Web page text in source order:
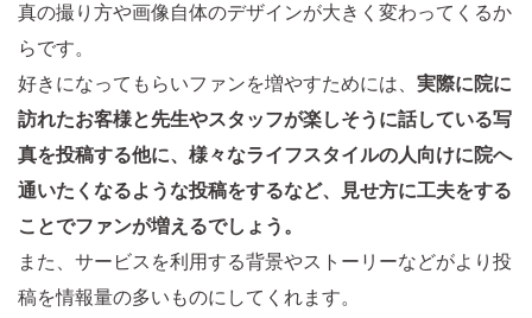
真の撮り方や画像自体のデザインが大きく変わってくるか
らです。
好きになってもらいファンを増やすためには、 実際に院に
訪れたお客様と先生やスタッフが楽しそうに話している写
真を投稿する他に、様々なライフスタイルの人向けに院へ
通いたくなるような投稿をするなど、見せ方に工夫をする
ことでファンが増えるでしょう。
また、サービスを利用する背景やストーリーなどがより投
稿を情報量の多いものにしてくれます。